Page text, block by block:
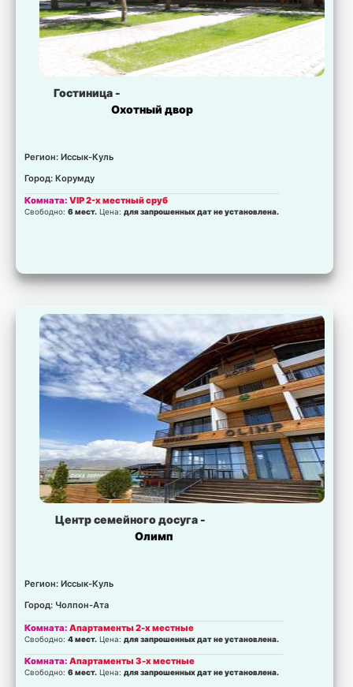
Комната:Зоопарк
Свободно:0 мест.Цена:для запрошенных дат не установлена.
Комната:
Свободно: 0 мест.Цена:для запрошенных дат не установлена.
Свято-Троицкая церковь.
Амфитеатр Dordoi Nomad
для запрошенных дат не установлена.
Свободно: 0 мест.Цена:
Гостиница -
Охотный двор
Регион: Иссык-Куль
Город: Корумду
Комната:VIP 2-х местный сруб
Свободно:6 мест. Цена:для запрошенных дат не установлена.
Центр семейного досуга -
Олимп
Регион: Иссык-Куль
Город: Чолпон-Ата
Комната:Апартаменты 2-х местные
Свободно:4 мест. Цена:для запрошенных дат не установлена.
Комната:Апартаменты 3-х местные
Свободно:6 мест. Цена:для запрошенных дат не установлена.